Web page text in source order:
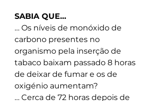
SABIA QUE…
… Os níveis de monóxido de
carbono presentes no
organismo pela inserção de
tabaco baixam passado 8 horas
de deixar de fumar e os de
oxigénio aumentam?
… Cerca de 72 horas depois de